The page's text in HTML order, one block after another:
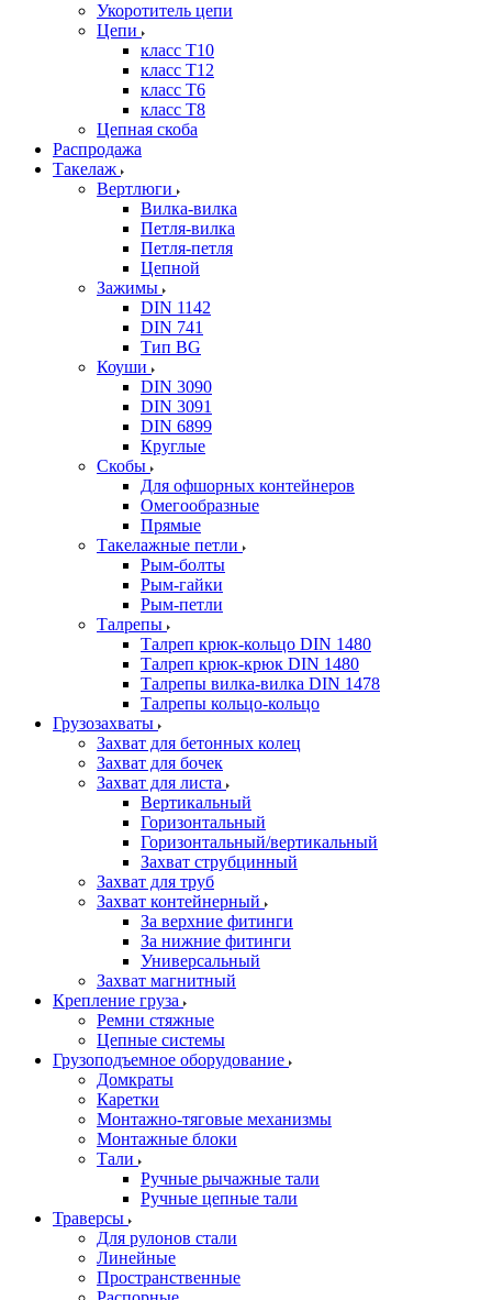
Укоротитель цепи
Цепи
класс Т10
класс Т12
класс Т6
класс Т8
Цепная скоба
Распродажа
Такелаж
Вертлюги
Вилка-вилка
Петля-вилка
Петля-петля
Цепной
Зажимы
DIN 1142
DIN 741
Тип BG
Коуши
DIN 3090
DIN 3091
DIN 6899
Круглые
Скобы
Для офшорных контейнеров
Омегообразные
Прямые
Такелажные петли
Рым-болты
Рым-гайки
Рым-петли
Талрепы
Талреп крюк-кольцо DIN 1480
Талреп крюк-крюк DIN 1480
Талрепы вилка-вилка DIN 1478
Талрепы кольцо-кольцо
Грузозахваты
Захват для бетонных колец
Захват для бочек
Захват для листа
Вертикальный
Горизонтальный
Горизонтальный/вертикальный
Захват струбцинный
Захват для труб
Захват контейнерный
За верхние фитинги
За нижние фитинги
Универсальный
Захват магнитный
Крепление груза
Ремни стяжные
Цепные системы
Грузоподъемное оборудование
Домкраты
Каретки
Монтажно-тяговые механизмы
Монтажные блоки
Тали
Ручные рычажные тали
Ручные цепные тали
Траверсы
Для рулонов стали
Линейные
Пространственные